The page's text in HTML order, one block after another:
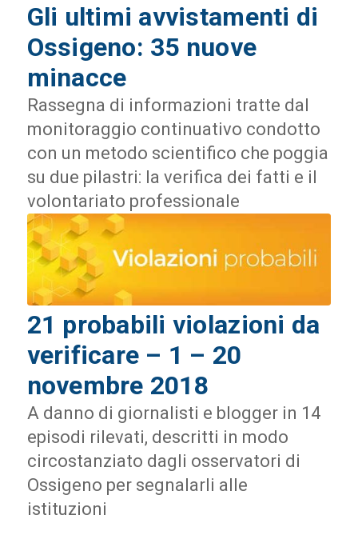
Gli ultimi avvistamenti di
Ossigeno: 35 nuove
minacce
Rassegna di informazioni tratte dal
monitoraggio continuativo condotto
con un metodo scientifico che poggia
su due pilastri: la verifica dei fatti e il
volontariato professionale
21 probabili violazioni da
verificare – 1 – 20
novembre 2018
A danno di giornalisti e blogger in 14
episodi rilevati, descritti in modo
circostanziato dagli osservatori di
Ossigeno per segnalarli alle
istituzioni